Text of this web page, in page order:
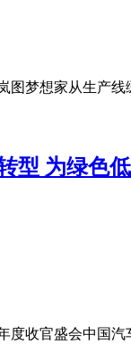
图梦想家从生产
型 为绿色
度收官盛会中国